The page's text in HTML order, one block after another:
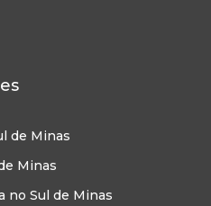
de Minas
Minas
no Sul de Minas